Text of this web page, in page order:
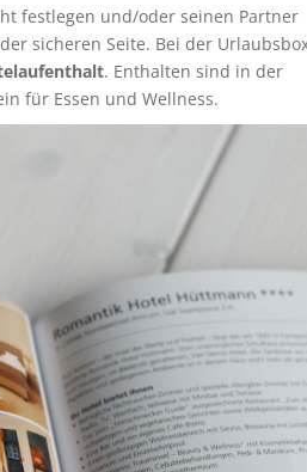
festlegen und/oder seinen Partner
sicheren Seite. Bei der
. Enthalten sind in der
für Essen und Wellness.